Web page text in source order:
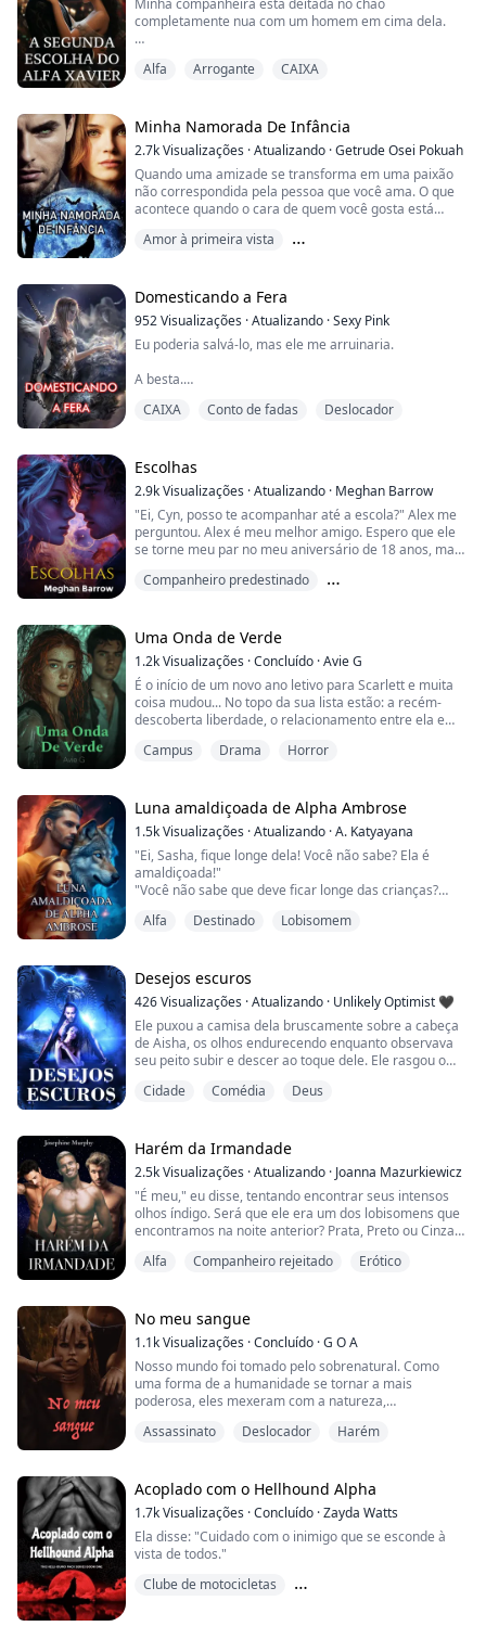
Minha companheira está deitada no chão
completamente nua com um homem em cima dela.
egoísta. Tudo o que você pensa é em si mesmo. Você
Minha companheira disse enquanto apontava um dedo
acusador para mim. Fiquei parado e olhei para ela em
choque. Não posso acreditar que essa mulher é a
pessoa com...
Alfa Arrogante CAIXA
Minha Namorada De Infância
2.7kVisualizações ·Atualizando ·Getrude Osei Pokuah
Quando uma amizade se transforma em uma paixão
não correspondida pela pessoa que você ama. O que
acontece quando o cara de quem você gosta está
outras mulheres? Embarque na jornada de sua amiga
paixão de infância é seu par, mas ela não quer nada
com ...
Amor à primeira vista
Domesticando a Fera
952Visualizações ·Atualizando ·Sexy Pink
Eu poderia salvá-lo, mas ele me arruinaria.
A besta.
O príncipe dragão.
sofremos. Uma maldição lançada sobre nós pelo rei
louco.
Somos um reino preso no tempo. Metamorfos
incapazes de sentir nossos animais. Presos aqui por
um acordo entre o falecido rei e um demônio que
busca nossa destruição.
CAIXA Conto de fadas Deslocador
Escolhas
2.9kVisualizações ·Atualizando · Meghan Barrow
"Ei, Cyn, posso te acompanhar até a escola?" Alex me
perguntou. Alex é meu melhor amigo. Espero que ele
se torne meu par no meu aniversário de 18 anos, mas
"Você trapaceou!" gritei.
"Você só precisa de prática, querida." Ele olhou para
mim deitada no chão, então se sentou ao meu lado e
começou a brincar com ...
Companheiro predestinado
Uma Onda de Verde
1.2kVisualizações ·Concluído ·Avie G
É o início de um novo ano letivo para Scarlett e muita
coisa mudou... No topo da sua lista estão: a recém-
descoberta liberdade, o relacionamento entre ela e
deixar nada disso impedi-la de tentar descobrir o que
Ou o convite aberto para retor...
Campus Drama Horror
Luna amaldiçoada de Alpha Ambrose
1.5kVisualizações ·Atualizando ·A. Katyayana
"Ei, Sasha, fique longe dela! Você não sabe? Ela é
amaldiçoada!"
"Você não sabe que deve ficar longe das crianças?
"Não se esqueça que você é a amaldiçoada."
Eram os mesmos sussurros, as mesmas palavras que
eu ouço desde que cresci.
Não sei se as pessoas algum dia...
Alfa Destinado Lobisomem
Desejos escuros
426Visualizações ·Atualizando · Unlikely Optimist 🖤
Ele puxou a camisa dela bruscamente sobre a cabeça
de Aisha, os olhos endurecendo enquanto observava
seu peito subir e descer ao toque dele. Ele rasgou o
agarrou seu pescoço.
passando um dedo sobre seus lábios. Ela assentiu,
incapaz de falar enquanto se abaixava diante dele.
Seus olhos se contraí...
Cidade Comédia Deus
Harém da Irmandade
2.5kVisualizações ·Atualizando · Joanna Mazurkiewicz
"É meu," eu disse, tentando encontrar seus intensos
olhos índigo. Será que ele era um dos lobisomens que
encontramos na noite anterior? Prata, Preto ou Cinza?
nós. Ele colocou o braço contra o armário atrás de
"O que você pensa que está fazendo?" perguntei,
virando o rosto para longe dele até...
Alfa Companheiro rejeitado Erótico
No meu sangue
1.1kVisualizações ·Concluído ·G O A
Nosso mundo foi tomado pelo sobrenatural. Como
uma forma de a humanidade se tornar a mais
poderosa, eles mexeram com a natureza,
mortais a caminhar por esta terra.
tentado manter por milhares de anos. O sangue de
vampiro contém o poder de cura super-rápida e força
imensa. Há uma corrida para ver que...
Assassinato Deslocador Harém
Acoplado com o Hellhound Alpha
1.7kVisualizações ·Concluído ·Zayda Watts
Ela disse: "Cuidado com o inimigo que se esconde à
vista de todos."
Clube de motocicletas